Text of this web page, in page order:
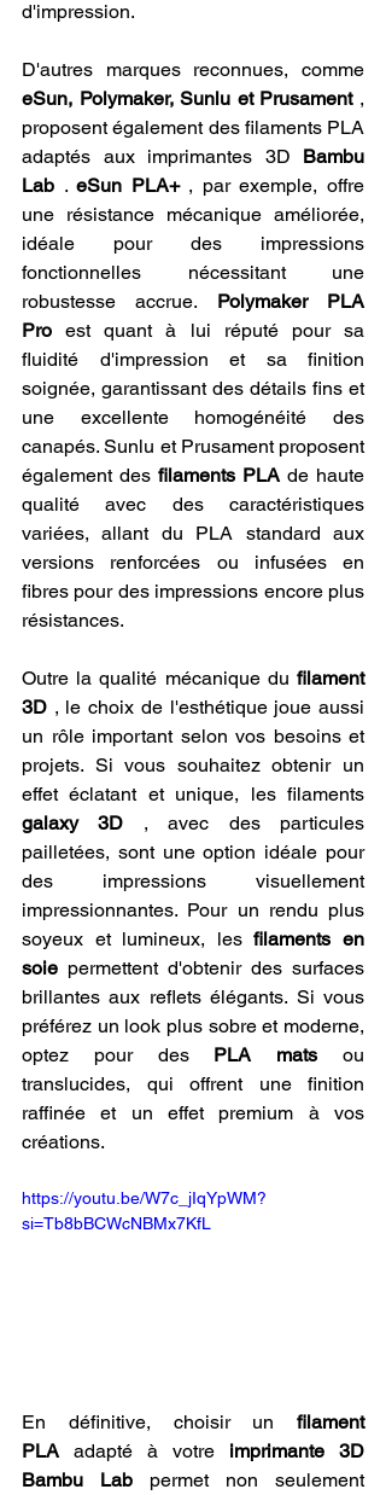
d'impression.
eSun, Polymaker, Sunlu et Prusament ,
proposent également des filaments PLA
adaptés aux imprimantes 3D Bambu
Lab . eSun PLA+ , par exemple, offre
une résistance mécanique améliorée,
idéale pour des impressions
fonctionnelles nécessitant une
robustesse accrue. Polymaker PLA
Pro est quant à lui réputé pour sa
fluidité d'impression et sa finition
soignée, garantissant des détails fins et
une excellente homogénéité des
canapés. Sunlu et Prusament proposent
également des filaments PLA de haute
qualité avec des caractéristiques
variées, allant du PLA standard aux
versions renforcées ou infusées en
fibres pour des impressions encore plus
résistances.
Outre la qualité mécanique du filament
3D , le choix de l'esthétique joue aussi
un rôle important selon vos besoins et
projets. Si vous souhaitez obtenir un
galaxy 3D , avec des particules
pailletées, sont une option idéale pour
des impressions visuellement
impressionnantes. Pour un rendu plus
soyeux et lumineux, les filaments en
soie permettent d'obtenir des surfaces
brillantes aux reflets élégants. Si vous
préférez un look plus sobre et moderne,
optez pour des PLA mats ou
translucides, qui offrent une finition
raffinée et un effet premium à vos
créations.
https://youtu.be/W7c_jIqYpWM?
si=Tb8bBCWcNBMx7KfL
En définitive, choisir un filament
PLA adapté à votre imprimante 3D
Bambu Lab permet non seulement